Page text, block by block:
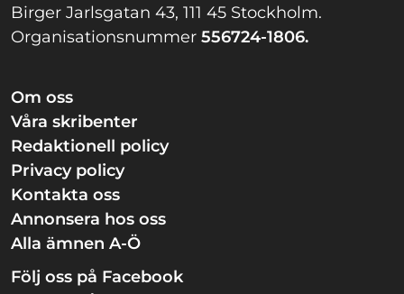
Birger Jarlsgatan 43, 111 45 Stockholm.
Organisationsnummer 556724-1806.
Om oss
Våra skribenter
Redaktionell policy
Privacy policy
Kontakta oss
Annonsera hos oss
Alla ämnen A-Ö
Följ oss på Facebook